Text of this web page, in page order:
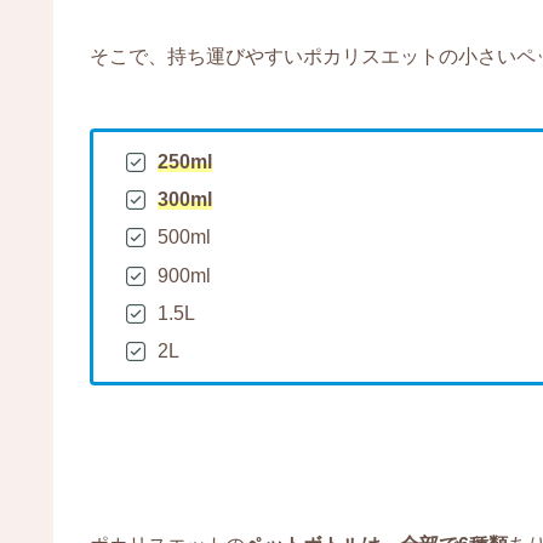
そこで、持ち運びやすいポカリスエットの小さい
250ml
300ml
500ml
900ml
1.5L
2L